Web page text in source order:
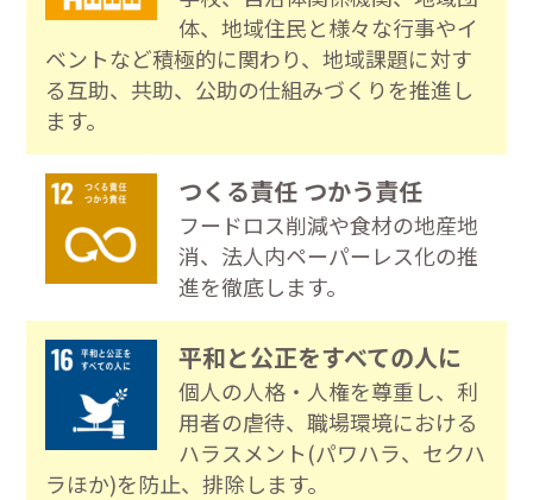
体、地域住民と様々な行事やイ
ベントなど積極的に関わり、地域課題に対す
る互助、共助、公助の仕組みづくりを推進し
ます。
つくる責任 つかう責任
フードロス削減や食材の地産地
消、法人内ペーパーレス化の推
進を徹底します。
平和と公正をすべての人に
個人の人格・人権を尊重し、利
用者の虐待、職場環境における
ハラスメント(パワハラ、セクハ
ラほか)を防止、排除します。